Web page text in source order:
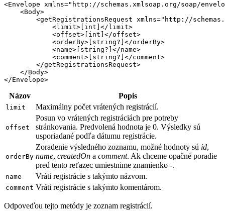
<Envelope xmlns="http://schemas.xmlsoap.org/soap/
    <Body>
<getRegistrationsRequest xmlns="http://
            <limit>[int]</limit>
            <offset>[int]</offset>
            <orderBy>[string?]</orderBy>
            <name>[string?]</name>
            <comment>[string?]</comment>
        </getRegistrationsRequest>
    </Body>
Názov Popis
limit Maximálny počet vrátených registrácií.
offset
Posun vo vrátených registráciách pre potreby
stránkovania. Predvolená hodnota je 0. Výsledky sú
usporiadané podľa dátumu registrácie.
orderBy
Zoradenie výsledného zoznamu, možné hodnoty sú id,
name, createdOn a comment. Ak chceme opačné poradie
pred tento reťazec umiestnime znamienko -.
name Vráti registrácie s takýmto názvom.
comment Vráti registrácie s takýmto komentárom.
Odpoveďou tejto metódy je zoznam registrácií.